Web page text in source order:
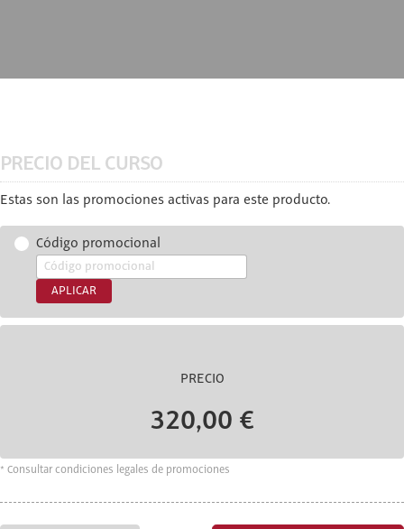
PRECIO DEL CURSO
Estas son las promociones activas para este producto.
Código promocional
APLICAR
PRECIO
320,00 €
* Consultar condiciones legales de promociones